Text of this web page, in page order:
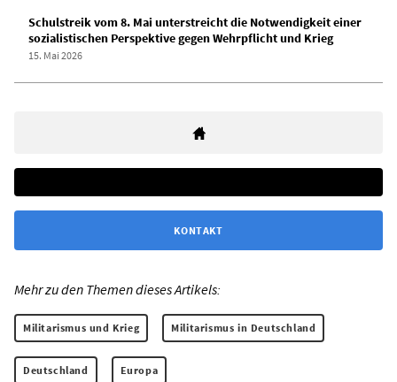
Schulstreik vom 8. Mai unterstreicht die Notwendigkeit einer
sozialistischen Perspektive gegen Wehrpflicht und Krieg
15. Mai 2026
KONTAKT
Mehr zu den Themen dieses Artikels:
Militarismus und Krieg Militarismus in Deutschland
Deutschland Europa